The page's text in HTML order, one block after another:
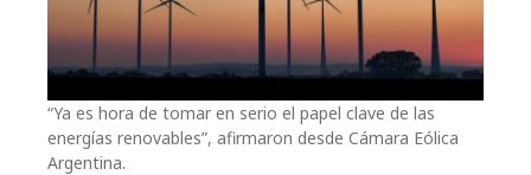
“Ya es hora de tomar en serio el papel clave de las
energías renovables”, afirmaron desde Cámara Eólica
Argentina.